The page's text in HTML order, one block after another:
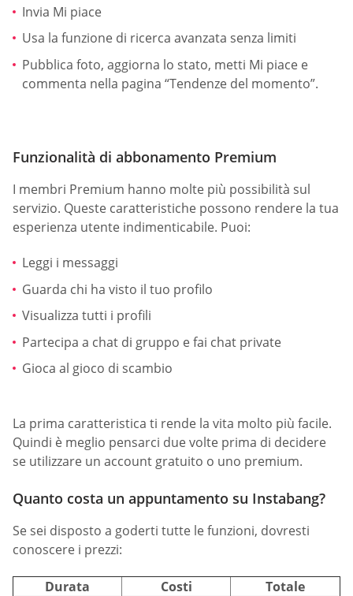
Invia Mi piace
Usa la funzione di ricerca avanzata senza limiti
Pubblica foto, aggiorna lo stato, metti Mi piace e
commenta nella pagina “Tendenze del momento”.
Funzionalità di abbonamento Premium
I membri Premium hanno molte più possibilità sul
servizio. Queste caratteristiche possono rendere la tua
esperienza utente indimenticabile. Puoi:
Leggi i messaggi
Guarda chi ha visto il tuo profilo
Visualizza tutti i profili
Partecipa a chat di gruppo e fai chat private
Gioca al gioco di scambio
La prima caratteristica ti rende la vita molto più facile.
Quindi è meglio pensarci due volte prima di decidere
se utilizzare un account gratuito o uno premium.
Quanto costa un appuntamento su Instabang?
Se sei disposto a goderti tutte le funzioni, dovresti
conoscere i prezzi:
Durata Costi
Totale